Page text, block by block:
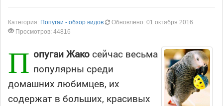
Категория: Попугаи - обзор видов
Обновлено: 01 октября 2016
Просмотров: 44816
П опугаи Жако сейчас весьма
популярны среди
домашних любимцев, их
содержат в больших, красивых